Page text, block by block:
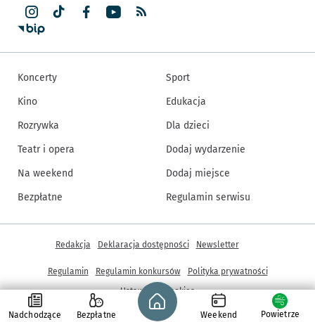
Nadchodzące Bezpłatne
Strona główna - wroclaw.pl
Weekend Powietrze
Koncerty
Kino
Rozrywka
Teatr i opera
Na weekend
Bezpłatne
Sport
Edukacja
Dla dzieci
Dodaj wydarzenie
Dodaj miejsce
Regulamin serwisu
© Copyright 2005-2026, ARAW S.A., Gmina Wrocław
Inne informacje
Redakcja Deklaracja dostępności Newsletter
Regulamin Regulamin konkursów
Polityka prywatności
Ustawienia cookies